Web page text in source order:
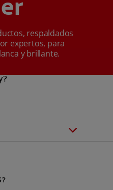
respaldados
expertos, para
y brillante.